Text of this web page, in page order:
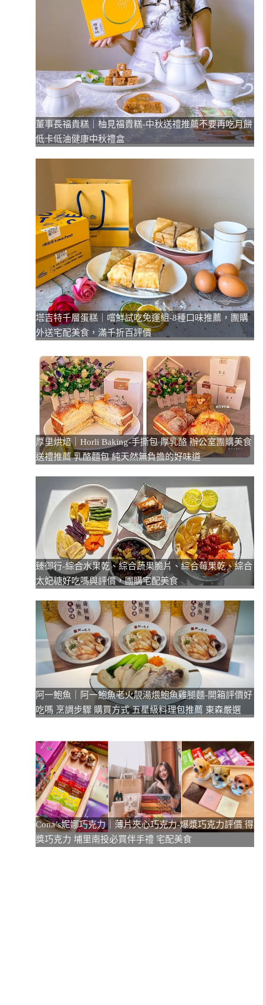
董事長福貴糕｜柚見福貴糕-中秋送禮推薦不要再吃月餅
低卡低油健康中秋禮盒
塔吉特千層蛋糕｜嚐鮮試吃免運組-8種口味推薦，團購
外送宅配美食，滿千折百評價
厚里烘焙｜Horli Baking-手撕包 厚乳酪 辦公室團購美食
送禮推薦 乳酪麵包 純天然無負擔的好味道
臻御行-綜合水果乾、綜合蔬果脆片、綜合莓果乾、綜合
太妃糖好吃嗎與評價，團購宅配美食
阿一鮑魚｜阿一鮑魚老火靚湯煨鮑魚雞腿麵-開箱評價好
吃嗎 烹調步驟 購買方式 五星級料理包推薦 東森嚴選
Cona’s妮娜巧克力｜薄片夾心巧克力-爆漿巧克力評價 得
獎巧克力 埔里南投必買伴手禮 宅配美食